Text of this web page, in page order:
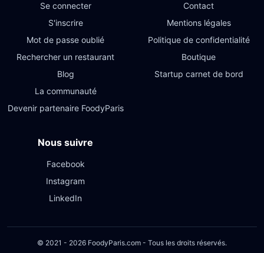
Se connecter
S'inscrire
Mot de passe oublié
Rechercher un restaurant
Blog
La communauté
Devenir partenaire FoodyParis
Contact
Mentions légales
Politique de confidentialité
Boutique
Startup carnet de bord
Nous suivre
Facebook
Instagram
LinkedIn
© 2021 - 2026 FoodyParis.com - Tous les droits réservés.